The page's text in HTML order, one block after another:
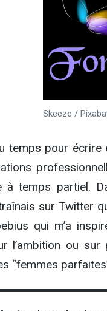
Skeeze /
temps pour écrire
à temps partiel.
sur Twitter
qui m’a
l’ambition ou
“femmes